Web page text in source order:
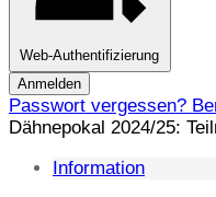
Web-Authentifizierung
Anmelden
Passwort vergessen?
Dähnepokal 2024/25:
Information